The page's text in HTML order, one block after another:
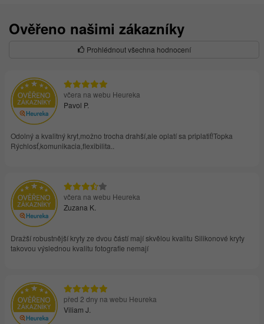
Ověřeno našimi zákazníky
Prohlédnout všechna hodnocení
včera na webu Heureka
Pavol P.
Odolný a kvalitný kryt,možno trocha drahší,ale oplatí sa priplatiť!Topka
Rýchlosť,komunikacia,flexibilita..
včera na webu Heureka
Zuzana K.
Dražší robustnější kryty ze dvou částí mají skvělou kvalitu Silikonové kryty
takovou výslednou kvalitu fotografie nemají
před 2 dny na webu Heureka
Viliam J.